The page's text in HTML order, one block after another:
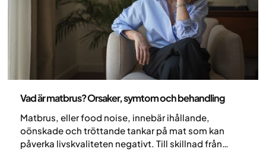
Vad är matbrus? Orsaker, symtom och behandling
Matbrus, eller food noise, innebär ihållande,
oönskade och tröttande tankar på mat som kan
påverka livskvaliteten negativt. Till skillnad från